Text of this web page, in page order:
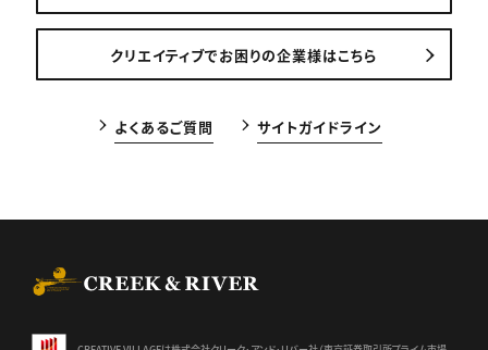
クリエイティブでお困りの企業様はこちら
よくあるご質問 サイトガイドライン